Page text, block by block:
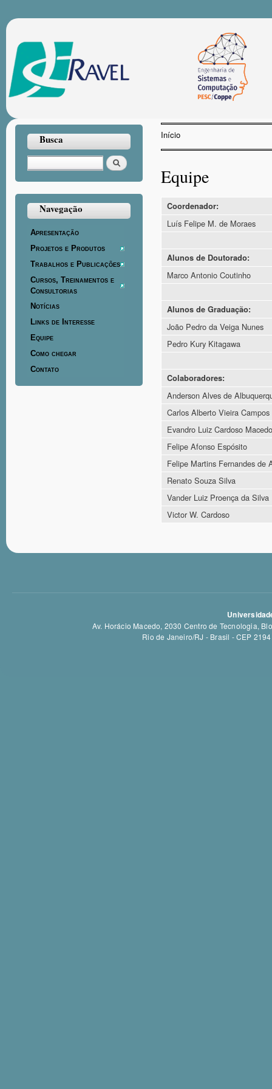
Busca
Buscar
Navegação
Apresentação
Projetos e Produtos
Trabalhos e Publicações
Cursos, Treinamentos e
Consultorias
Notícias
Links de Interesse
Equipe
Como chegar
Contato
Você está aqui
Início
Equipe
Coordenador:
Luís Felipe M. de Moraes
Alunos de Doutorado:
Marco Antonio Coutinho
Alunos de Graduação:
João Pedro da Veiga Nunes
Pedro Kury Kitagawa
Colaboradores:
Anderson Alves de
Carlos Alberto Vieira Campos
Evandro Luiz Cardoso Macedo
Felipe Afonso Espósito
Felipe Martins Fernandes de
Renato Souza Silva
Vander Luiz Proença da Silva
Victor W. Cardoso
Av. Horácio Macedo, 2030 Centro de Tecnologia,
Rio de Janeiro/RJ - Brasil - CEP